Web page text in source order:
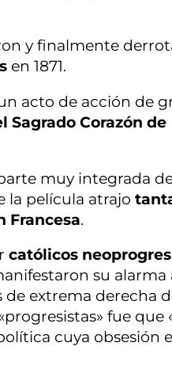
y finalmente
en 1871.
acto de acción de
Sagrado Corazón de
muy integrada
la película atrajo
Francesa.
católicos
su alarma
de extrema derecha
fue que
cuya obsesión